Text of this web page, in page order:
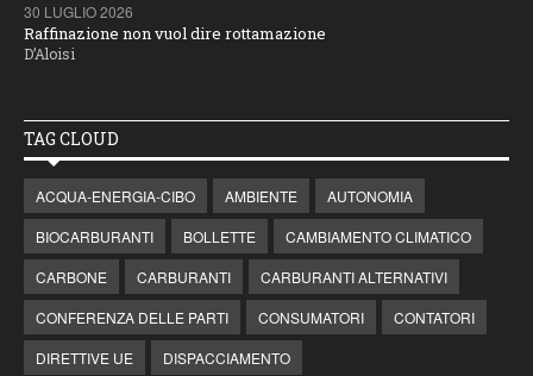
30 LUGLIO 2026
Raffinazione non vuol dire rottamazione
D’Aloisi
TAG CLOUD
ACQUA-ENERGIA-CIBO AMBIENTE
AUTONOMIA
BIOCARBURANTI
BOLLETTE
CAMBIAMENTO CLIMATICO
CARBONE
CARBURANTI
CARBURANTI ALTERNATIVI
CONFERENZA DELLE PARTI
CONSUMATORI
CONTATORI
DIRETTIVE UE
DISPACCIAMENTO